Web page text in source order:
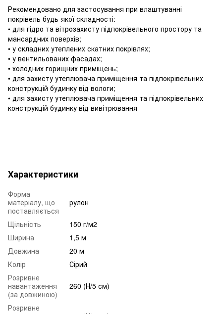
Рекомендовано для застосування при влаштуванні
покрівель будь-якої складності:
• для гідро та вітрозахисту підпокрівельного простору та
мансардних поверхів;
• у складних утеплених скатних покрівлях;
• у вентильованих фасадах;
• холодних горищних приміщень;
• для захисту утеплювача приміщення та підпокрівельних
конструкцій будинку від вологи;
• для захисту утеплювача приміщення та підпокрівельних
конструкцій будинку від вивітрювання
Характеристики
Форма
матеріалу, що
поставляється
рулон
Щільність
150 г/м2
Ширина
1,5 м
Довжина
20 м
Колір
Сірий
Розривне
навантаження
(за довжиною)
260 (Н/5 см)
Розривне